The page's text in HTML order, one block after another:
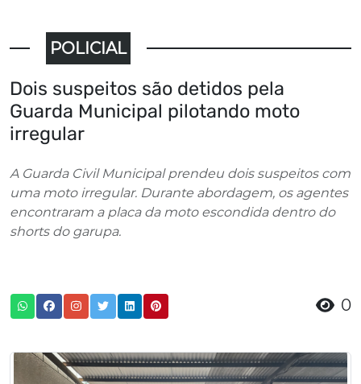
POLICIAL
Dois suspeitos são detidos pela
Guarda Municipal pilotando moto
irregular
A Guarda Civil Municipal prendeu dois suspeitos com
uma moto irregular. Durante abordagem, os agentes
encontraram a placa da moto escondida dentro do
shorts do garupa.
0